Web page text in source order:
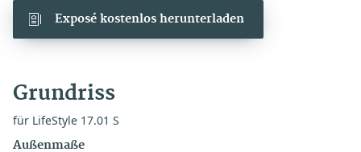
Exposé kostenlos herunterladen
Grundriss
für LifeStyle 17.01 S
Außenmaße